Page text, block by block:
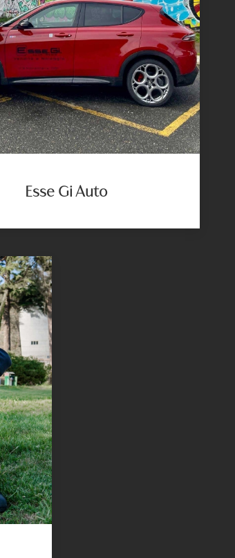
Esse Gi Auto